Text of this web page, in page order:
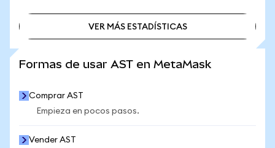
VER MÁS ESTADÍSTICAS
Formas de usar AST en MetaMask
Comprar AST
Empieza en pocos pasos.
Vender AST